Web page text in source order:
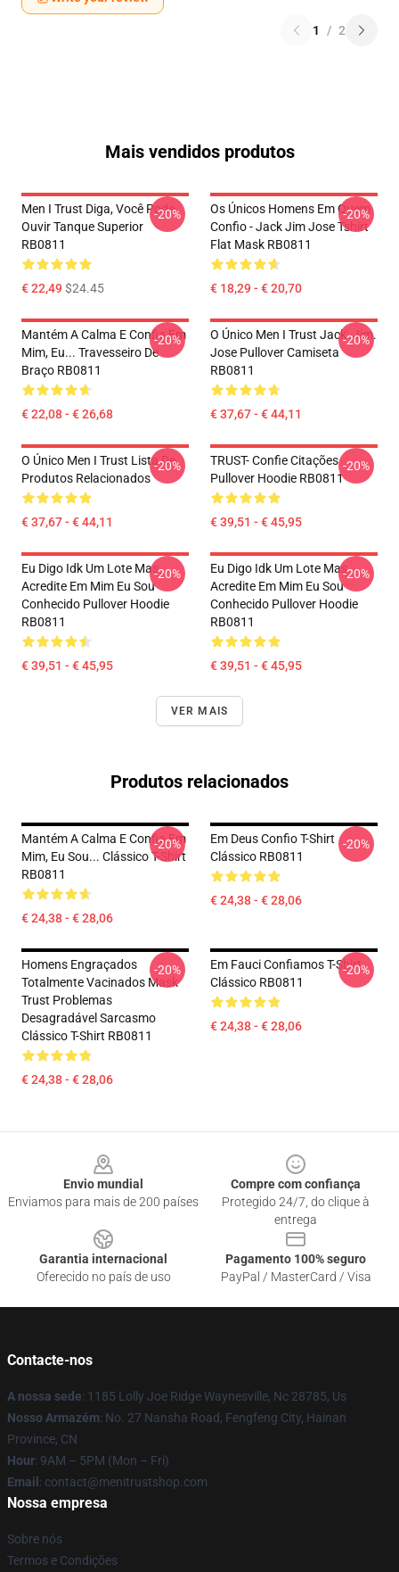
1 / 2
Mais vendidos produtos
Men I Trust Diga, Você Pode
Ouvir Tanque Superior
RB0811
€ 22,49$24.45
-20%
Os Únicos Homens Em Quem
Confio - Jack Jim Jose Tshirt
Flat Mask RB0811
€ 18,29 - € 20,70
-20%
Mantém A Calma E Confia Em
Mim, Eu... Travesseiro De
Braço RB0811
€ 22,08 - € 26,68
-20%
O Único Men I Trust Jack. Jim.
Jose Pullover Camiseta
RB0811
€ 37,67 - € 44,11
-20%
O Único Men I Trust Lista De
Produtos Relacionados
€ 37,67 - € 44,11
-20%
TRUST- Confie Citações
Pullover Hoodie RB0811
€ 39,51 - € 45,95
-20%
Eu Digo Idk Um Lote Mas
Acredite Em Mim Eu Sou
Conhecido Pullover Hoodie
RB0811
€ 39,51 - € 45,95
-20%
Eu Digo Idk Um Lote Mas
Acredite Em Mim Eu Sou
Conhecido Pullover Hoodie
RB0811
€ 39,51 - € 45,95
-20%
VER MAIS
Produtos relacionados
Mantém A Calma E Confia Em
Mim, Eu Sou... Clássico T-Shirt
RB0811
€ 24,38 - € 28,06
-20%
Em Deus Confio T-Shirt
Clássico RB0811
€ 24,38 - € 28,06
-20%
Homens Engraçados
Totalmente Vacinados Mask
Trust Problemas
Desagradável Sarcasmo
Clássico T-Shirt RB0811
€ 24,38 - € 28,06
-20%
Em Fauci Confiamos T-Shirt
Clássico RB0811
€ 24,38 - € 28,06
-20%
Envio mundial
Enviamos para mais de 200 países
Compre com confiança
Protegido 24/7, do clique à
entrega
Garantia internacional
Oferecido no país de uso
Pagamento 100% seguro
PayPal / MasterCard / Visa
Contacte-nos
A nossa sede: 1185 Lolly Joe Ridge Waynesville, Nc 28785, Us
Nosso Armazém: No. 27 Nansha Road, Fengfeng City, Hainan
Province, CN
Hour: 9AM – 5PM (Mon – Fri)
Email : contact@menitrustshop.com
Nossa empresa
Sobre nós
Termos e Condições